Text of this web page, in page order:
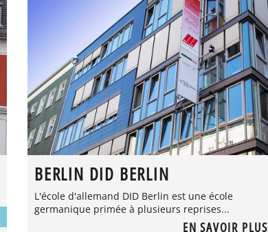
BERLIN DID BERLIN
L'école d'allemand DID Berlin est une école
germanique primée à plusieurs reprises...
EN SAVOIR PLUS